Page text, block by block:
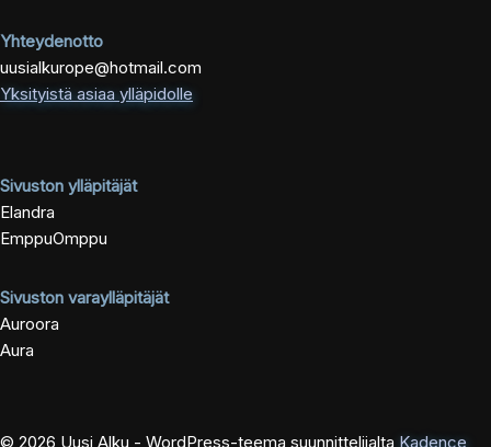
Yhteydenotto
uusialkurope@hotmail.com
Yksityistä asiaa ylläpidolle
Sivuston ylläpitäjät
Elandra
EmppuOmppu
Sivuston varaylläpitäjät
Auroora
Aura
© 2026 Uusi Alku - WordPress-teema suunnittelijalta Kadence